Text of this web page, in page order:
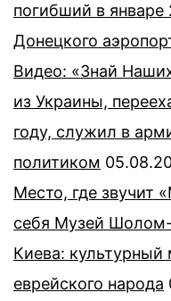
погибший в январе
Донецкого
Видео: «Знай
из Украины,
году, служил в
политиком
Место, где звучит
себя Музей
Киева:
еврейского народа